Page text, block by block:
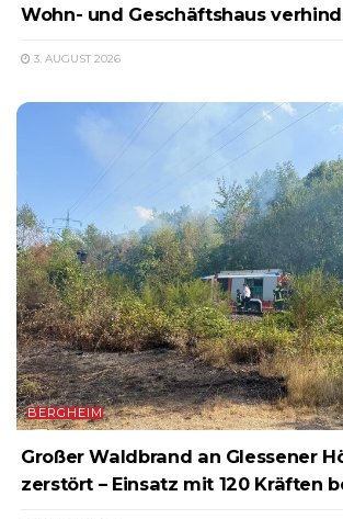
Wohn- und Geschäftshaus
3. AUGUST 2026
BERGHEIM
Großer Waldbrand an Glessener
zerstört – Einsatz mit 120 Kräften